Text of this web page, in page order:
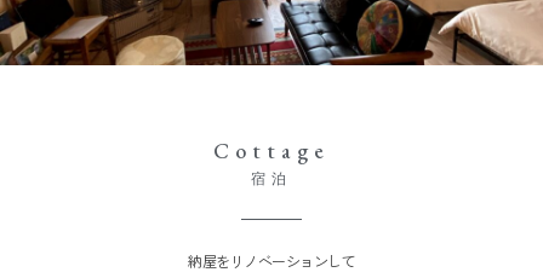
Cottage
宿泊
納屋をリノベーションして